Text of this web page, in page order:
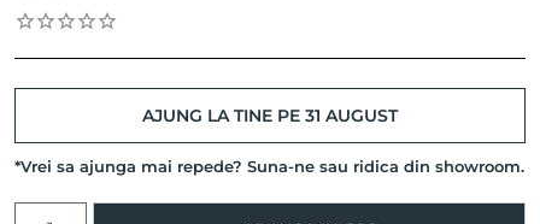
AJUNG LA TINE PE 31 AUGUST
*Vrei sa ajunga mai repede? Suna-ne sau ridica din showroom.